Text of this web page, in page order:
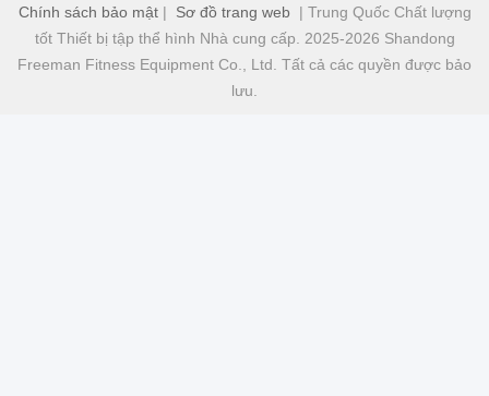
Chính sách bảo mật| Sơ đồ trang web| Trung Quốc Chất lượng
tốt Thiết bị tập thể hình Nhà cung cấp. 2025-2026 Shandong
Freeman Fitness Equipment Co., Ltd. Tất cả các quyền được bảo
lưu.